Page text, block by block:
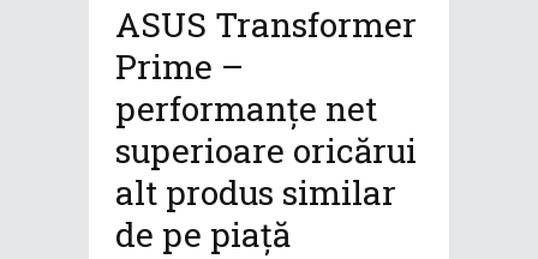
ASUS Transformer
Prime –
performanțe net
superioare oricărui
alt produs similar
de pe piață